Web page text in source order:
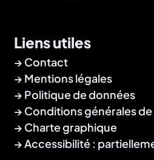
Liens utiles
Contact
Mentions légales
Politique de données
Conditions générales
Charte graphique
Accessibilité :